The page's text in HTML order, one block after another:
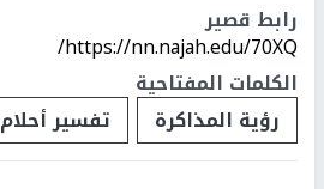
رابط قصير
https://nn.najah.edu/70XQ/
الكلمات المفتاحية
رؤية المذاكرة
تفسير أحلام